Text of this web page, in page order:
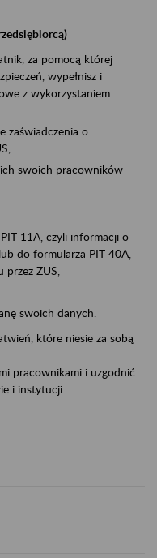
za pomocą której
wypełnisz i
z wykorzystaniem
zaświadczenia o
swoich pracowników -
11A, czyli informacji o
do formularza PIT 40A,
ZUS,
swoich danych.
które niesie za sobą
pracownikami i uzgodnić
i instytucji.